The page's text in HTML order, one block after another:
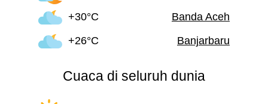
+30°C
Banda Aceh
+26°C
Banjarbaru
Cuaca di seluruh dunia